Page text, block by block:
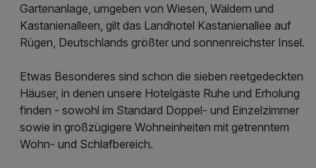
Gartenanlage, umgeben von Wiesen, Wäldern und
Kastanienalleen, gilt das Landhotel Kastanienallee auf
Rügen, Deutschlands größter und sonnenreichster Insel.
Etwas Besonderes sind schon die sieben reetgedeckten
Häuser, in denen unsere Hotelgäste Ruhe und Erholung
finden - sowohl im Standard Doppel- und Einzelzimmer
sowie in großzügigere Wohneinheiten mit getrenntem
Wohn- und Schlafbereich.